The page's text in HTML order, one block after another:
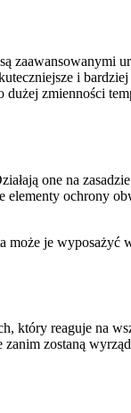
i
zmienności
one na
elementy ochrony
może je wyposażyć
który reaguje na
zostaną